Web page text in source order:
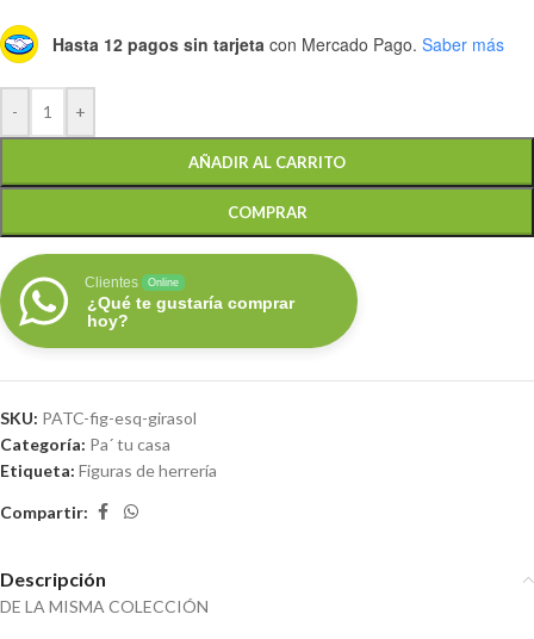
Hasta 12 pagos sin tarjeta con Mercado Pago. Saber más
- +
AÑADIR AL CARRITO
COMPRAR
Clientes Online
¿Qué te gustaría comprar
hoy?
SKU: PATC-fig-esq-girasol
Categoría: Pa´ tu casa
Etiqueta: Figuras de herrería
Compartir:
Descripción
DE LA MISMA COLECCIÓN